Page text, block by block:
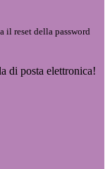
il reset della password
di posta elettronica!